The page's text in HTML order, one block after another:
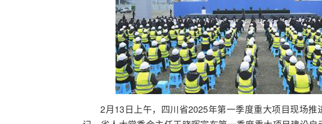
2月13日上午，四川省2025年第一季度重大项目现场推